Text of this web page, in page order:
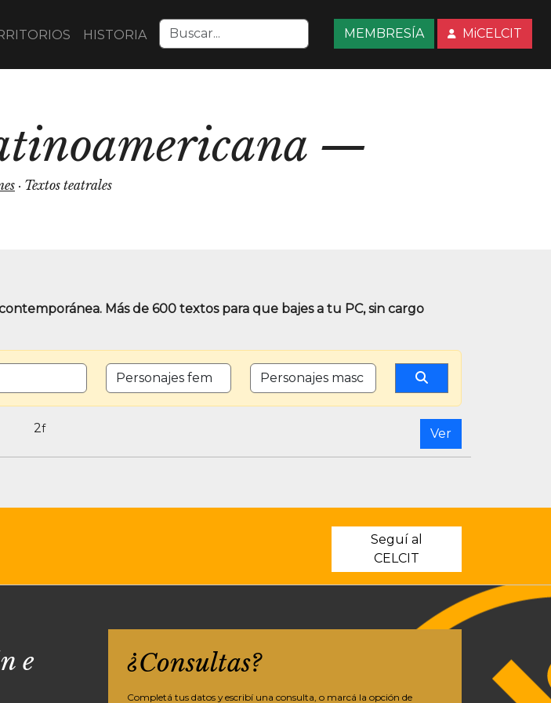
MEMBRESÍA MiCELCIT
HISTORIA
· Textos teatrales
Más de 600 textos para que bajes a tu PC, sin cargo
CANTIDAD DE PERSONAJES FEMENINOSCANTIDAD DE PERSONAJES MASCULINOS
2f Ver
Seguí al
CELCIT
e
¿Consultas?
Completá tus datos y escribí una consulta, o marcá la opción de